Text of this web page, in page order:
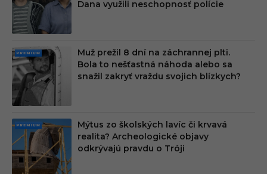
M
Dana využili neschopnosť polície
PRE
MIU
M
Muž prežil 8 dní na záchrannej plti.
Bola to nešťastná náhoda alebo sa
snažil zakryť vraždu svojich blízkych?
PRE
MIU
M
Mýtus zo školských lavíc či krvavá
realita? Archeologické objavy
odkrývajú pravdu o Tróji